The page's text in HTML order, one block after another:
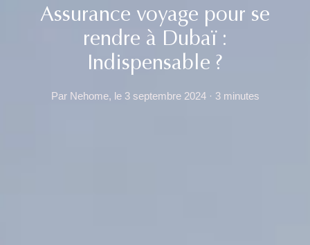
Assurance voyage pour se
rendre à Dubaï :
Indispensable ?
Par Nehome, le 3 septembre 2024 · 3 minutes